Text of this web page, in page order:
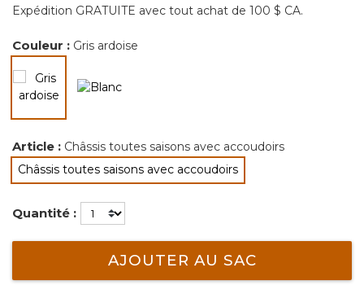
Expédition GRATUITE avec tout achat de 100 $ CA.
Couleur : Gris ardoise
Article : Châssis toutes saisons avec accoudoirs
Châssis toutes saisons avec accoudoirs
sélectionné
Quantité :
AJOUTER AU SAC